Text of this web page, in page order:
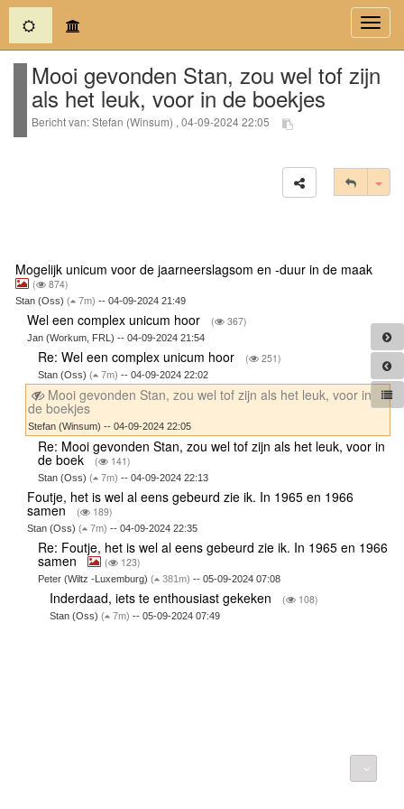
(current)
Mooi gevonden Stan, zou wel tof zijn
als het leuk, voor in de boekjes
Bericht van: Stefan (Winsum) , 04-09-2024 22:05
Mogelijk unicum voor de jaarneerslagsom en -duur in de maak
( 874)
Stan (Oss) ( 7m) -- 04-09-2024 21:49
Wel een complex unicum hoor ( 367)
Jan (Workum, FRL) -- 04-09-2024 21:54
Re: Wel een complex unicum hoor ( 251)
Stan (Oss)( 7m) -- 04-09-2024 22:02
Mooi gevonden Stan, zou wel tof zijn als het leuk, voor in
de boekjes
Stefan (Winsum) -- 04-09-2024 22:05
Re: Mooi gevonden Stan, zou wel tof zijn als het leuk, voor in
de boek ( 141)
Stan (Oss)( 7m) -- 04-09-2024 22:13
Foutje, het is wel al eens gebeurd zie ik. In 1965 en 1966
samen ( 189)
Stan (Oss) ( 7m) -- 04-09-2024 22:35
Re: Foutje, het is wel al eens gebeurd zie ik. In 1965 en 1966
samen ( 123)
Peter (Wiltz -Luxemburg)( 381m) -- 05-09-2024 07:08
Inderdaad, iets te enthousiast gekeken ( 108)
Stan (Oss) ( 7m) -- 05-09-2024 07:49